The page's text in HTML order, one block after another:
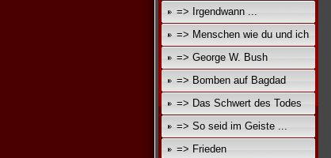
=> Irgendwann ...
=> Menschen wie du und ich
=> George W. Bush
=> Bomben auf Bagdad
=> Das Schwert des Todes
=> So seid im Geiste ...
=> Frieden